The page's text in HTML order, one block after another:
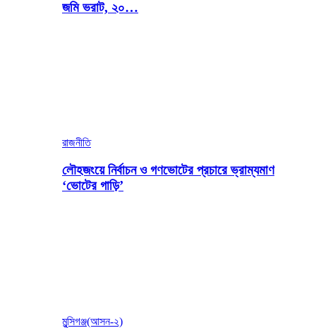
জমি ভরাট, ২০…
রাজনীতি
লৌহজংয়ে নির্বাচন ও গণভোটের প্রচারে ভ্রাম্যমাণ
‘ভোটের গাড়ি’
মুন্সিগঞ্জ(আসন-২)